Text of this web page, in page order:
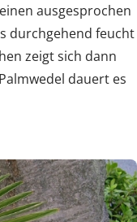
ausgesprochen
durchgehend feucht
zeigt sich dann
dauert es